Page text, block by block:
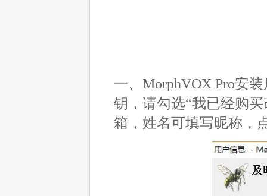
一、MorphVOX Pro安
钥，请勾选“我已经购
箱，姓名可填写昵称，